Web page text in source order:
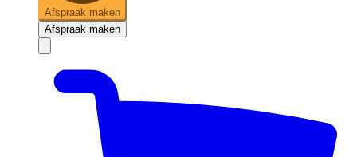
Afspraak maken
Afspraak maken